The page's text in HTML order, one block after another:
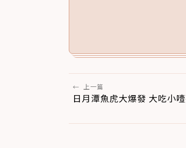
← 上一篇
日月潭魚虎大爆發 大吃小